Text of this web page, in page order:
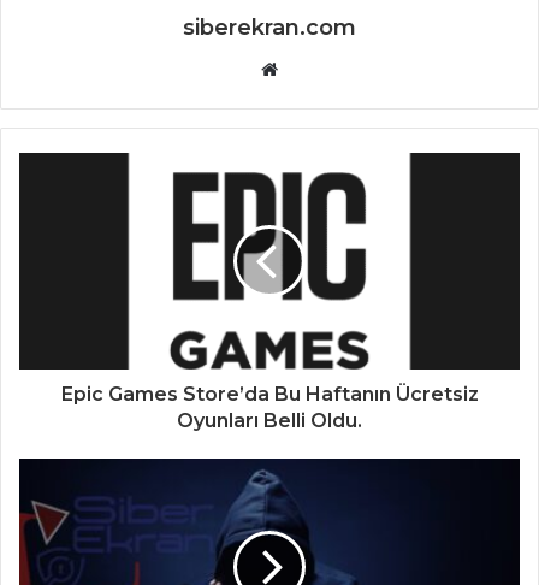
siberekran.com
Epic Games Store’da Bu Haftanın Ücretsiz
Oyunları Belli Oldu.